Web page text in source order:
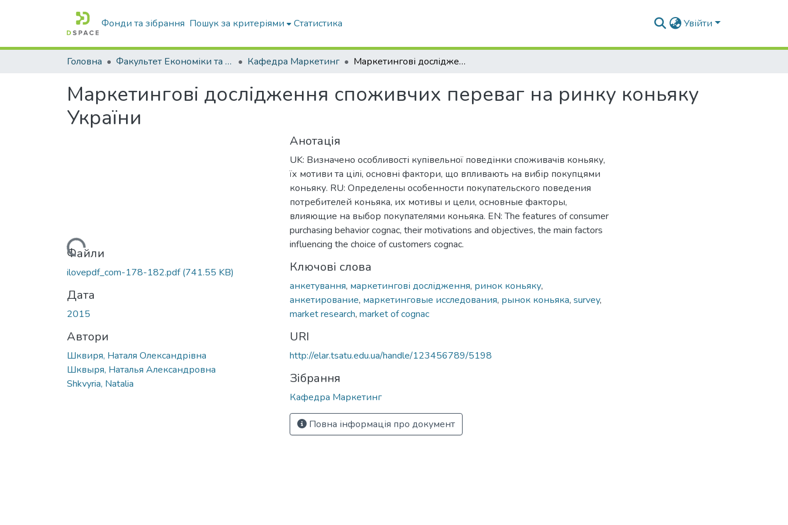
Фонди та зібрання Пошук за критеріями Статистика Увійти
Головна Факультет Економіки та бізнесу Кафедра Маркетинг Маркетингові дослідження споживчих переваг на ринку коньяку України
Маркетингові дослідження споживчих переваг на ринку коньяку
України
Вантажиться...
Файли
ilovepdf_com-178-182.pdf(741.55 KB)
Дата
2015
Автори
Шквиря, Наталя Олександрівна
Шквыря, Наталья Александровна
Shkvyria, Natalia
Анотація
UK: Визначено особливості купівельної поведінки споживачів коньяку,
їх мотиви та цілі, основні фактори, що впливають на вибір покупцями
коньяку. RU: Определены особенности покупательского поведения
потребителей коньяка, их мотивы и цели, основные факторы,
влияющие на выбор покупателями коньяка. EN: The features of consumer
purchasing behavior cognac, their motivations and objectives, the main factors
influencing the choice of customers cognac.
Ключові слова
анкетування, маркетингові дослідження, ринок коньяку,
анкетирование, маркетинговые исследования, рынок коньяка, survey,
market research, market of cognac
URI
http://elar.tsatu.edu.ua/handle/123456789/5198
Зібрання
Кафедра Маркетинг
Повна інформація про документ